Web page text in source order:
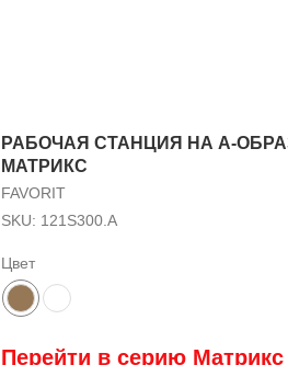
РАБОЧАЯ СТАНЦИЯ НА А-
МАТРИКС
FAVORIT
SKU: 121S300.A
Цвет
Перейти в серию Матрикс